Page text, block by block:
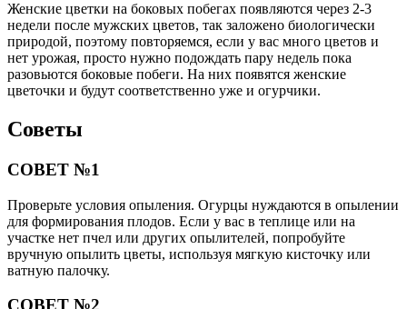
Женские цветки на боковых побегах появляются через 2-3
недели после мужских цветов, так заложено биологически
природой, поэтому повторяемся, если у вас много цветов и
нет урожая, просто нужно подождать пару недель пока
разовьются боковые побеги. На них появятся женские
цветочки и будут соответственно уже и огурчики.
Советы
СОВЕТ №1
Проверьте условия опыления. Огурцы нуждаются в опылении
для формирования плодов. Если у вас в теплице или на
участке нет пчел или других опылителей, попробуйте
вручную опылить цветы, используя мягкую кисточку или
ватную палочку.